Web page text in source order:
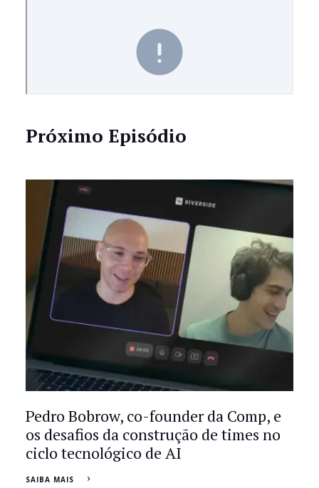
Próximo Episódio
Pedro Bobrow, co-founder da Comp, e
os desafios da construção de times no
ciclo tecnológico de AI
SAIBA MAIS